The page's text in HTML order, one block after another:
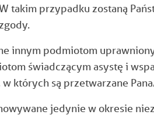
takim przypadku zostaną
innym podmiotom
świadczącym asystę i
których są przetwarzane
jedynie w okresie